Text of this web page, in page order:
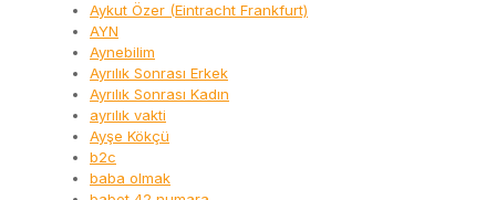
Aykut Özer (Eintracht Frankfurt)
AYN
Aynebilim
Ayrılık Sonrası Erkek
Ayrılık Sonrası Kadın
ayrılık vakti
Ayşe Kökçü
b2c
baba olmak